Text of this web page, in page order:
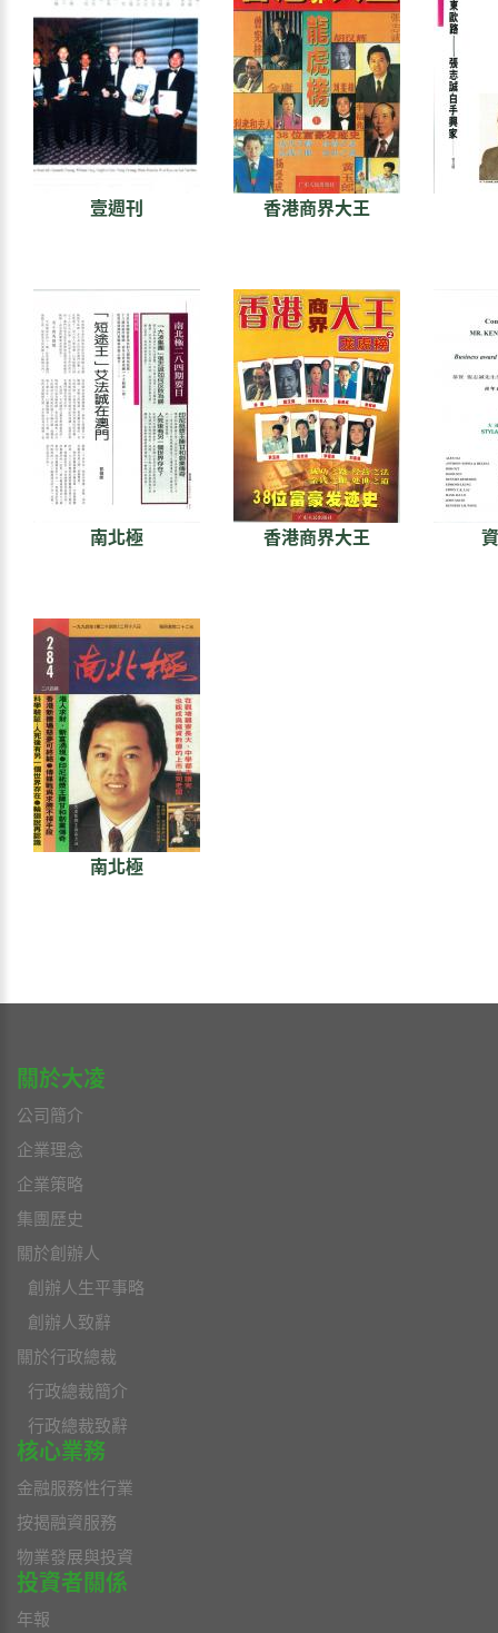
壹週刊 香港商界大王
南北極 香港商界大王
南北極
關於大凌
公司簡介
企業理念
企業策略
集團歷史
關於創辦人
創辦人生平事略
創辦人致辭
關於行政總裁
行政總裁簡介
行政總裁致辭
核心業務
金融服務性行業
按揭融資服務
物業發展與投資
投資者關係
年報